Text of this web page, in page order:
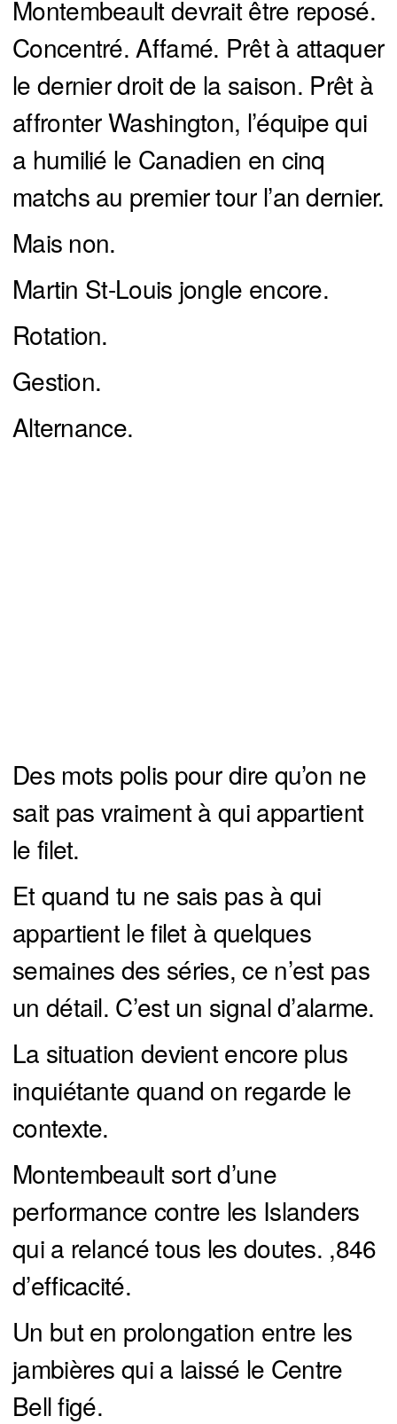
Montembeault devrait être reposé.
Concentré. Affamé. Prêt à attaquer
le dernier droit de la saison. Prêt à
affronter Washington, l’équipe qui
a humilié le Canadien en cinq
matchs au premier tour l’an dernier.
Mais non.
Martin St-Louis jongle encore.
Rotation.
Gestion.
Alternance.
Des mots polis pour dire qu’on ne
sait pas vraiment à qui appartient
le filet.
Et quand tu ne sais pas à qui
appartient le filet à quelques
semaines des séries, ce n’est pas
un détail. C’est un signal d’alarme.
La situation devient encore plus
inquiétante quand on regarde le
contexte.
Montembeault sort d’une
performance contre les Islanders
qui a relancé tous les doutes. ,846
d’efficacité.
Un but en prolongation entre les
jambières qui a laissé le Centre
Bell figé.